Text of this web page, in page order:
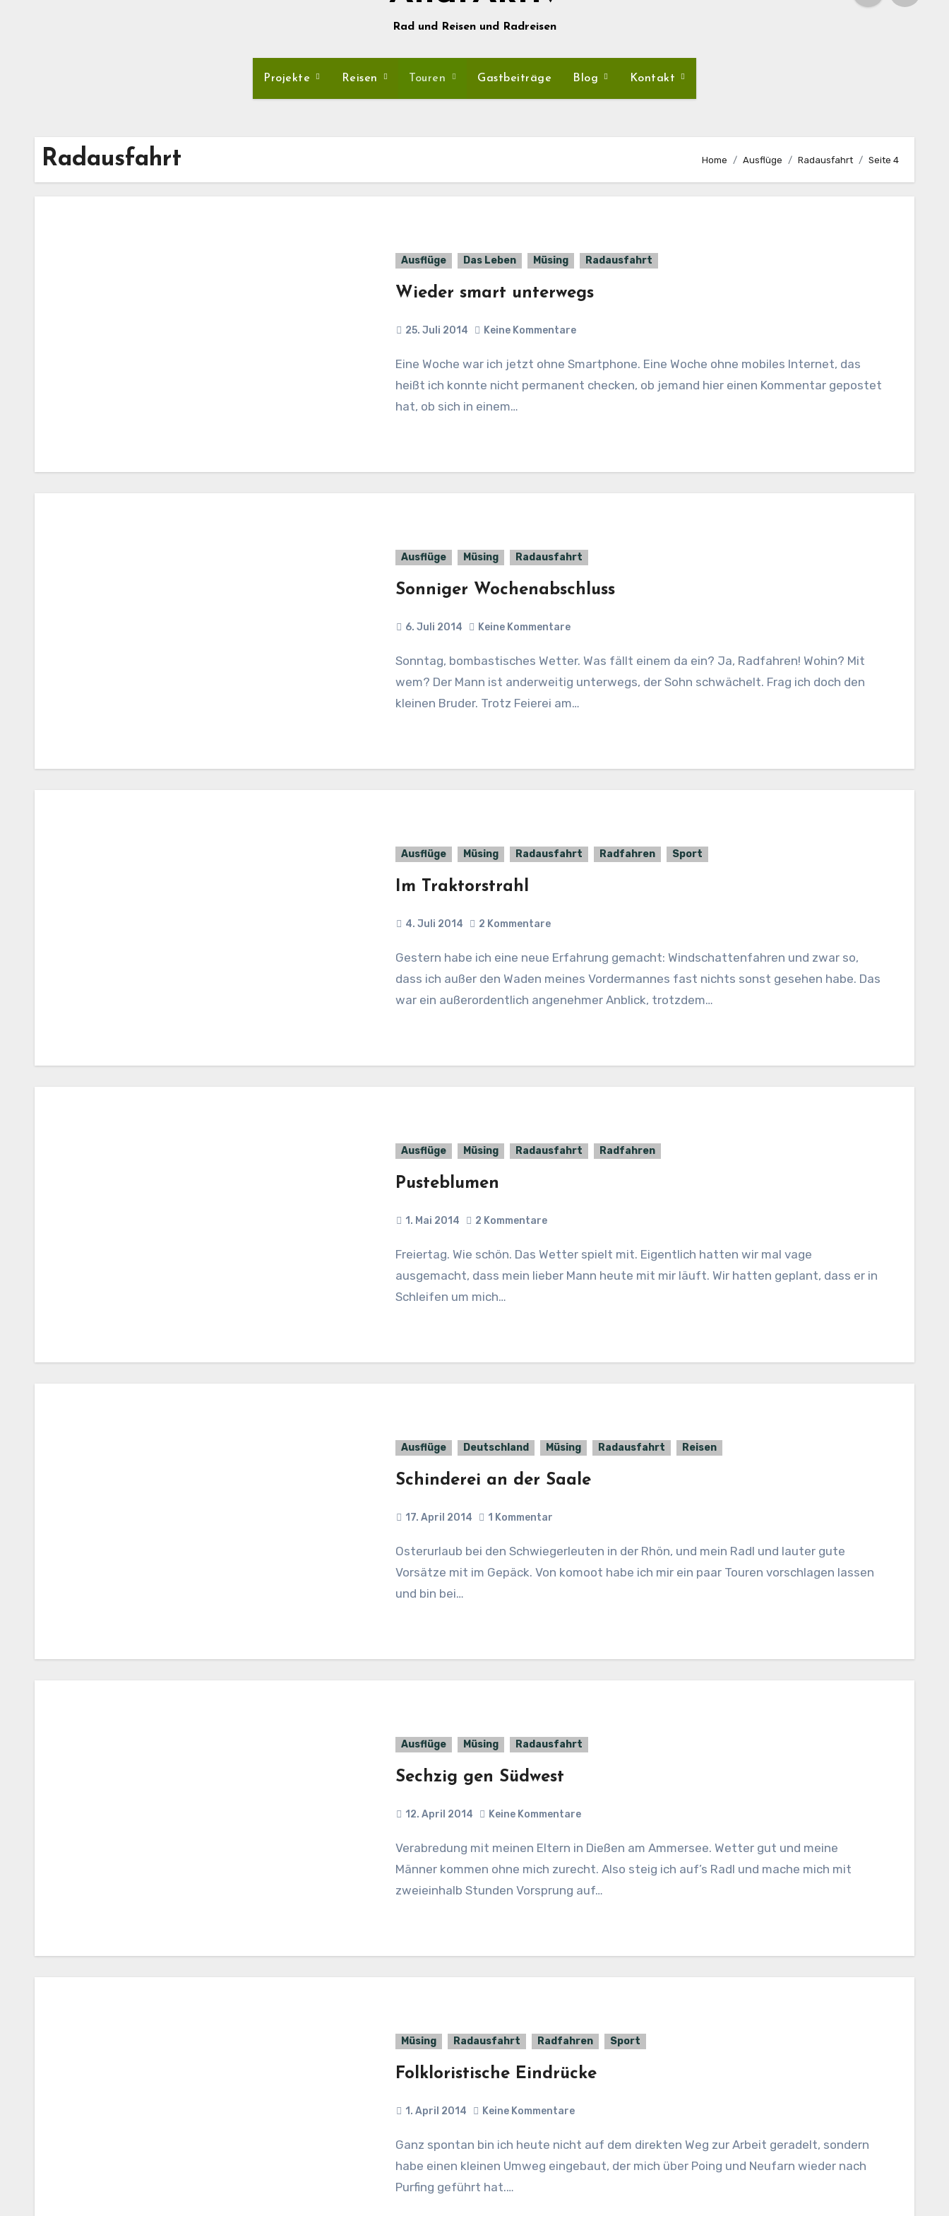
Rad und Reisen und Radreisen
Projekte Reisen Touren Gastbeiträge Blog Kontakt
Radausfahrt Home Ausflüge Radausfahrt Seite 4
Ausflüge Das Leben Müsing Radausfahrt
Wieder smart unterwegs
25. Juli 2014 Keine Kommentare
Eine Woche war ich jetzt ohne Smartphone. Eine Woche ohne mobiles Internet, das
heißt ich konnte nicht permanent checken, ob jemand hier einen Kommentar gepostet
hat, ob sich in einem…
Ausflüge Müsing Radausfahrt
Sonniger Wochenabschluss
6. Juli 2014 Keine Kommentare
Sonntag, bombastisches Wetter. Was fällt einem da ein? Ja, Radfahren! Wohin? Mit
wem? Der Mann ist anderweitig unterwegs, der Sohn schwächelt. Frag ich doch den
kleinen Bruder. Trotz Feierei am…
Ausflüge Müsing Radausfahrt Radfahren Sport
Im Traktorstrahl
4. Juli 2014 2 Kommentare
Gestern habe ich eine neue Erfahrung gemacht: Windschattenfahren und zwar so,
dass ich außer den Waden meines Vordermannes fast nichts sonst gesehen habe. Das
war ein außerordentlich angenehmer Anblick, trotzdem…
Ausflüge Müsing Radausfahrt Radfahren
Pusteblumen
1. Mai 2014 2 Kommentare
Freiertag. Wie schön. Das Wetter spielt mit. Eigentlich hatten wir mal vage
ausgemacht, dass mein lieber Mann heute mit mir läuft. Wir hatten geplant, dass er in
Schleifen um mich…
Ausflüge Deutschland Müsing Radausfahrt Reisen
Schinderei an der Saale
17. April 2014 1 Kommentar
Osterurlaub bei den Schwiegerleuten in der Rhön, und mein Radl und lauter gute
Vorsätze mit im Gepäck. Von komoot habe ich mir ein paar Touren vorschlagen lassen
und bin bei…
Ausflüge Müsing Radausfahrt
Sechzig gen Südwest
12. April 2014 Keine Kommentare
Verabredung mit meinen Eltern in Dießen am Ammersee. Wetter gut und meine
Männer kommen ohne mich zurecht. Also steig ich auf’s Radl und mache mich mit
zweieinhalb Stunden Vorsprung auf…
Müsing Radausfahrt Radfahren Sport
Folkloristische Eindrücke
1. April 2014 Keine Kommentare
Ganz spontan bin ich heute nicht auf dem direkten Weg zur Arbeit geradelt, sondern
habe einen kleinen Umweg eingebaut, der mich über Poing und Neufarn wieder nach
Purfing geführt hat.…